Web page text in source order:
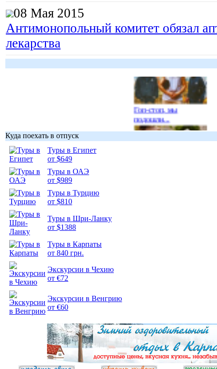
08 Мая 2015
Антимонопольный комитет обязал
лекарства
Гоп-стоп, мы
подошли...
Куда поехать в отпуск
Туры в Египет
от $649
Туры в ОАЭ
от $989
Туры в Турцию
от $810
Туры в Шри-Ланку
от $1388
Туры в Карпаты
от 840 грн.
Экскурсии в Чехию
от €72
Экскурсии в Венгрию
от €60